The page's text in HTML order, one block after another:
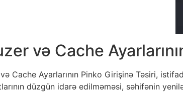
və Cache
Cache Ayarlarının Pinko Girişinə Təsiri,
düzgün idarə edilməməsi, səhifənin